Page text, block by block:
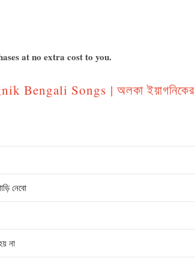
at no extra cost to you.
Bengali Songs | অলকা ইয়াগনিকের
নেবো
না